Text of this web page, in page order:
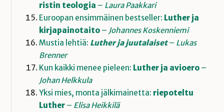
ristin teologia – Laura Paakkari
Euroopan ensimmäinen bestseller: Luther ja
kirjapainotaito – Johannes Koskenniemi
Mustia lehtiä: Luther ja juutalaiset– Lukas
Brenner
Kun kaikki menee pieleen: Luther ja avioero –
Johan Helkkula
Yksi mies, monta jälkimainetta: riepoteltu
Luther – Elisa Heikkilä